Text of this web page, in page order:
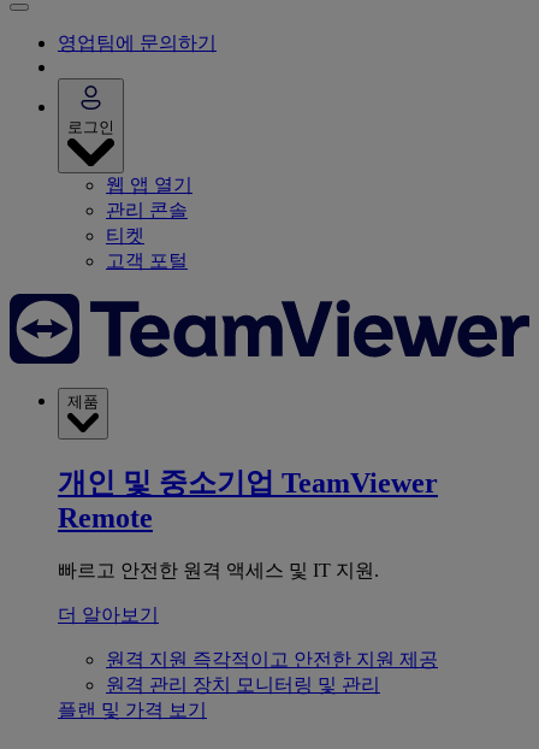
영업팀에 문의하기
로그인
웹 앱 열기
관리 콘솔
티켓
고객 포털
제품
개인 및 중소기업 TeamViewer
Remote
빠르고 안전한 원격 액세스 및 IT 지원.
더 알아보기
원격 지원 즉각적이고 안전한 지원 제공
원격 관리 장치 모니터링 및 관리
플랜 및 가격 보기